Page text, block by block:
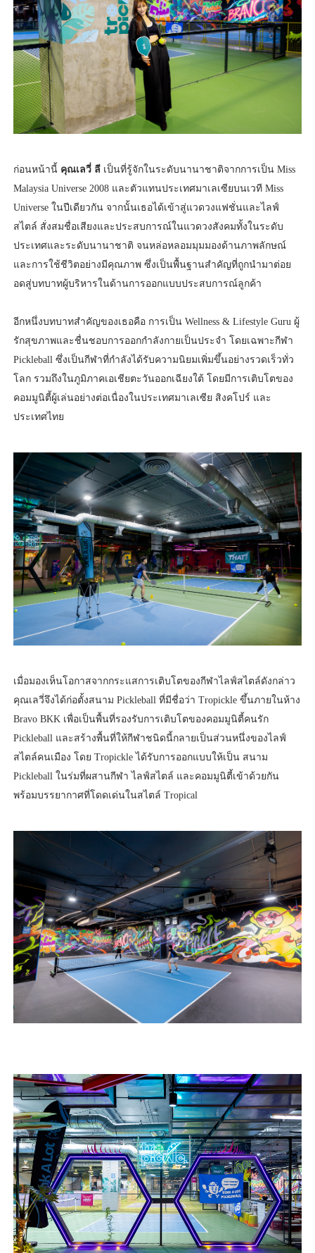
ก่อนหน้านี้ คุณเลวี่ ลี เป็นที่รู้จักในระดับนานาชาติจากการเป็น Miss
Malaysia Universe 2008 และตัวแทนประเทศมาเลเซียบนเวที Miss
Universe ในปีเดียวกัน จากนั้นเธอได้เข้าสู่แวดวงแฟชั่นและไลฟ์
สไตล์ สั่งสมชื่อเสียงและประสบการณ์ในแวดวงสังคมทั้งในระดับ
ประเทศและระดับนานาชาติ จนหล่อหลอมมุมมองด้านภาพลักษณ์
และการใช้ชีวิตอย่างมีคุณภาพ ซึ่งเป็นพื้นฐานสำคัญที่ถูกนำมาต่อย
อดสู่บทบาทผู้บริหารในด้านการออกแบบประสบการณ์ลูกค้า
อีกหนึ่งบทบาทสำคัญของเธอคือ การเป็น Wellness & Lifestyle Guru ผู้
รักสุขภาพและชื่นชอบการออกกำลังกายเป็นประจำ โดยเฉพาะกีฬา
Pickleball ซึ่งเป็นกีฬาที่กำลังได้รับความนิยมเพิ่มขึ้นอย่างรวดเร็วทั่ว
โลก รวมถึงในภูมิภาคเอเชียตะวันออกเฉียงใต้ โดยมีการเติบโตของ
คอมมูนิตี้ผู้เล่นอย่างต่อเนื่องในประเทศมาเลเซีย สิงคโปร์ และ
ประเทศไทย
เมื่อมองเห็นโอกาสจากกระแสการเติบโตของกีฬาไลฟ์สไตล์ดังกล่าว
คุณเลวี่จึงได้ก่อตั้งสนาม Pickleball ที่มีชื่อว่า Tropickle ขึ้นภายในห้าง
Bravo BKK เพื่อเป็นพื้นที่รองรับการเติบโตของคอมมูนิตี้คนรัก
Pickleball และสร้างพื้นที่ให้กีฬาชนิดนี้กลายเป็นส่วนหนึ่งของไลฟ์
สไตล์คนเมือง โดย Tropickle ได้รับการออกแบบให้เป็น สนาม
Pickleball ในร่มที่ผสานกีฬา ไลฟ์สไตล์ และคอมมูนิตี้เข้าด้วยกัน
พร้อมบรรยากาศที่โดดเด่นในสไตล์ Tropical